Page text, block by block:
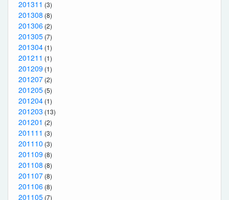
201311 (3)
201308 (8)
201306 (2)
201305 (7)
201304 (1)
201211 (1)
201209 (1)
201207 (2)
201205 (5)
201204 (1)
201203 (13)
201201 (2)
201111 (3)
201110 (3)
201109 (8)
201108 (8)
201107 (8)
201106 (8)
201105 (7)